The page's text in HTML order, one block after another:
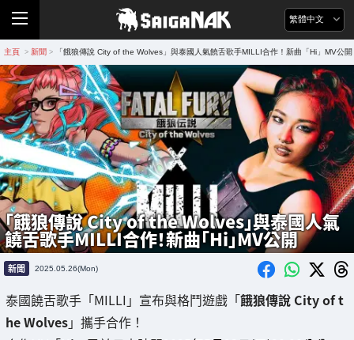
繁體中文
主頁 > 新聞 > 「餓狼傳說 City of the Wolves」與泰國人氣饒舌歌手MILLI合作！新曲「Hi」MV公開
「餓狼傳說 City of the Wolves」與泰國人氣
饒舌歌手MILLI合作！新曲「Hi」MV公開
新聞 2025.05.26(Mon)
泰國饒舌歌手「MILLI」宣布與格鬥遊戲「餓狼傳說 City of t
he Wolves」攜手合作！